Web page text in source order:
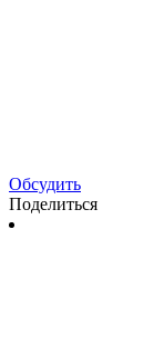
Обсудить
Поделиться